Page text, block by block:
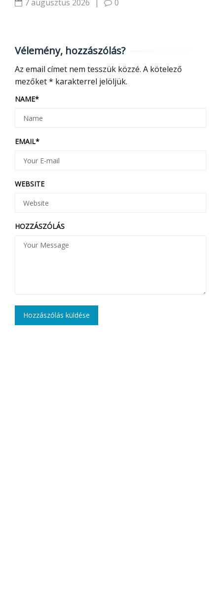
7 augusztus 2026 0
Vélemény, hozzászólás?
Az email címet nem tesszük közzé. A kötelező
mezőket* karakterrel jelöljük.
NAME*
EMAIL*
WEBSITE
HOZZÁSZÓLÁS